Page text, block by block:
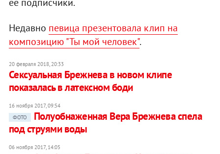
Недавно певица презентовала клип на
композицию "Ты мой человек".
20 февраля 2018, 20:33
Сексуальная Брежнева в новом клипе
показалась в латексном боди
16 ноября 2017, 09:54
ФОТО
Полуобнаженная Вера Брежнева спела
под струями воды
06 ноября 2017, 14:05